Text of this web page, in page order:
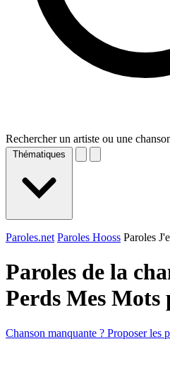
Rechercher un artiste ou une
Thématiques
Paroles.net Paroles Hooss Paroles
Paroles de la
Perds Mes Mots
Chanson manquante ? Proposer les